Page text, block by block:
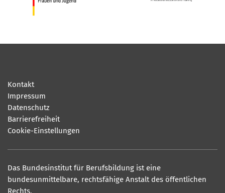
Kontakt
Impressum
Datenschutz
Barrierefreiheit
Cookie-Einstellungen
Das Bundesinstitut für Berufsbildung ist eine
bundesunmittelbare, rechtsfähige Anstalt des öffentlichen
Rechts.